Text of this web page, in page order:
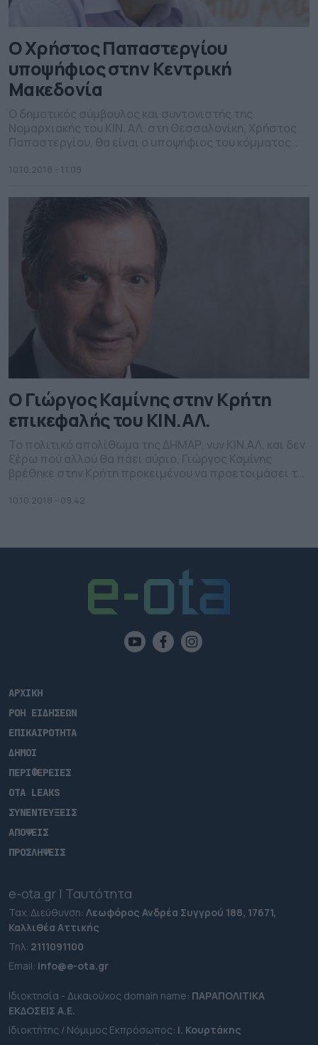
Ο Χρήστος Παπαστεργίου
υποψήφιος στην Κεντρική
Μακεδονία
10.10.2018 - 11.09
Ο Γιώργος Καμίνης στην Κρήτη
επικεφαλής του ΚΙΝ.ΑΛ.
10.10.2018 - 09.42
ΑΡΧΙΚΗ
ΡΟΗ ΕΙΔΗΣΕΩΝ
ΕΠΙΚΑΙΡΟΤΗΤΑ
ΔΗΜΟΙ
ΠΕΡΙΦΕΡΕΙΕΣ
OTA LEAKS
ΣΥΝΕΝΤΕΥΞΕΙΣ
ΑΠΟΨΕΙΣ
ΠΡΟΣΛΗΨΕΙΣ
e-ota.gr | Ταυτότητα
Ταχ. Διεύθυνση: Λεωφόρος Ανδρέα Συγγρού 188, 17671,
Καλλιθέα Αττικής
Τηλ: 2111091100
Εmail: info@e-ota.gr
Ιδιοκτησία - Δικαιούχος domain name: ΠΑΡΑΠΟΛΙΤΙΚΑ
ΕΚΔΟΣΕΙΣ A.E.
Ιδιοκτήτης / Νόμιμος Εκπρόσωπος: Ι. Κουρτάκης